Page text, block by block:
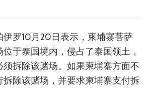
伊罗10月20日表示，柬埔寨菩萨
于泰国境内，侵占了泰国领土，
拆除该赌场。如果柬埔寨方面不
拆除该赌场，并要求柬埔寨支付拆